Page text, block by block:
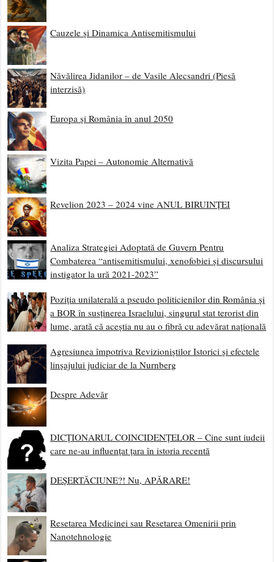
Cauzele și Dinamica Antisemitismului
Năvălirea Jidanilor – de Vasile Alecsandri (Piesă
interzisă)
Europa și România în anul 2050
Vizita Papei – Autonomie Alternativă
Revelion 2023 – 2024 vine ANUL BIRUINȚEI
Analiza Strategiei Adoptată de Guvern Pentru
Combaterea “antisemitismului, xenofobiei și discursului
instigator la ură 2021-2023”
Poziția unilaterală a pseudo politicienilor din România și
a BOR în susținerea Israelului, singurul stat terorist din
lume, arată că aceștia nu au o fibră cu adevărat națională
Agresiunea împotriva Revizioniștilor Istorici și efectele
linșajului judiciar de la Nurnberg
Despre Adevăr
DICȚIONARUL COINCIDENȚELOR – Cine sunt iudeii
care ne-au influențat țara în istoria recentă
DEȘERTĂCIUNE?! Nu, APĂRARE!
Resetarea Medicinei sau Resetarea Omenirii prin
Nanotehnologie